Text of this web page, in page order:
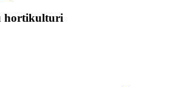
hortikulturi